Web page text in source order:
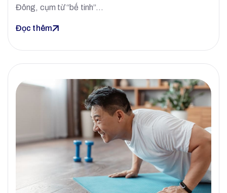
Đông, cụm từ “bế tinh”…
Đọc thêm